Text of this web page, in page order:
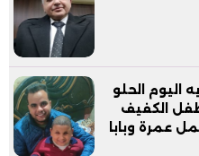
اليوم الحلو
الكفيف
عمرة وبابا